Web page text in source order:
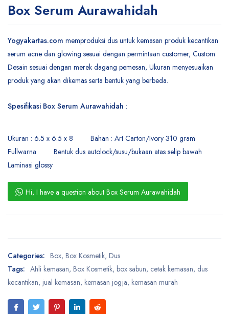
Box Serum Aurawahidah
Yogyakartas.com memproduksi dus untuk kemasan produk kecantikan
serum acne dan glowing sesuai dengan permintaan customer, Custom
Desain sesuai dengan merek dagang pemesan, Ukuran menyesuaikan
produk yang akan dikemas serta bentuk yang berbeda.
Spesifikasi Box Serum Aurawahidah :
Ukuran : 6.5 x 6.5 x 8
Bahan : Art Carton/Ivory 310 gram
Fullwarna
Bentuk dus autolock/susu/bukaan atas selip bawah
Laminasi glossy
Hi, I have a question about Box Serum Aurawahidah
Categories: Box, Box Kosmetik, Dus
Tags: Ahli kemasan, Box Kosmetik, box sabun, cetak kemasan, dus
kecantikan, jual kemasan, kemasan jogja, kemasan murah